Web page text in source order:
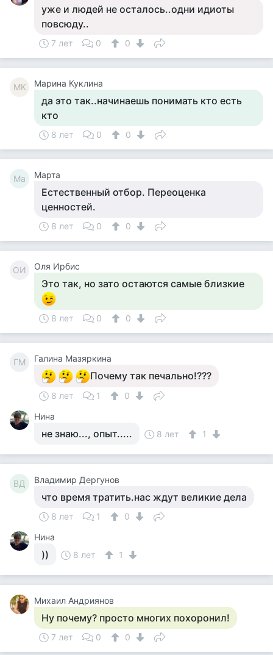
уже и людей не осталось..одни идиоты
повсюду..
7 лет 0 0
МК Марина Куклина
да это так..начинаешь понимать кто есть
кто
8 лет 0 0
Ма Марта
Естественный отбор. Переоценка
ценностей.
8 лет 0 0
ОИ Оля Ирбис
Это так, но зато остаются самые близкие
8 лет 0 0
ГМ Галина Мазяркина
Почему так печально!???
8 лет 1
0
Нина
не знаю..., опыт..... 8 лет 1
ВД Владимир Дергунов
что время тратить.нас ждут великие дела
8 лет 1
0
Нина
)) 8 лет 1
Михаил Андриянов
Ну почему? просто многих похоронил!
7 лет 0 0